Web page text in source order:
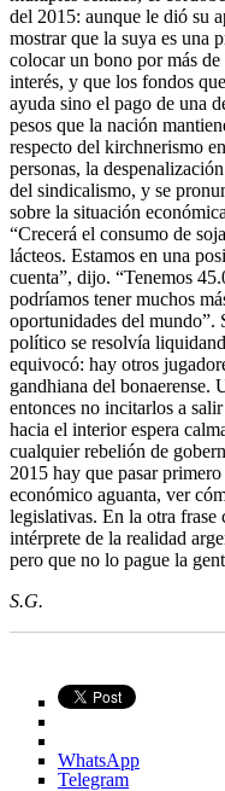
del 2015: aunque le dió su
mostrar que la suya es una
colocar un bono por más
interés, y que los fondos
ayuda sino el pago de una
pesos que la nación
respecto del kirchnerismo
personas, la
del sindicalismo, y se
sobre la situación
“Crecerá el consumo de
lácteos. Estamos en una
cuenta”, dijo. “Tenemos
podríamos tener muchos
oportunidades del mundo”.
político se resolvía
equivocó: hay otros
gandhiana del bonaerense.
entonces no incitarlos a
hacia el interior espera
cualquier rebelión de
2015 hay que pasar
económico aguanta, ver
legislativas. En la otra frase
intérprete de la realidad
pero que no lo pague la
S.G.
WhatsApp
Telegram